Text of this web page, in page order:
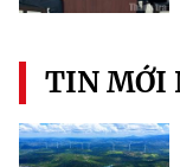
TIN MỚI